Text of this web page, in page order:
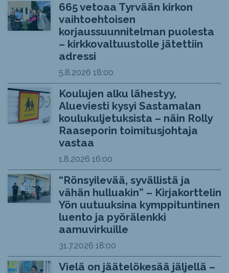
665 vetoaa Tyrvään kirkon
vaihtoehtoisen
korjaussuunnitelman puolesta
– kirkkovaltuustolle jätettiin
adressi
5.8.2026 18:00
Koulujen alku lähestyy,
Alueviesti kysyi Sastamalan
koulukuljetuksista – näin Rolly
Raaseporin toimitusjohtaja
vastaa
1.8.2026 16:00
“Rönsyilevää, syvällistä ja
vähän hulluakin” – Kirjakorttelin
Yön uutuuksina kymppituntinen
luento ja pyörälenkki
aamuvirkuille
31.7.2026 18:00
Vielä on jäätelökesää jäljellä –